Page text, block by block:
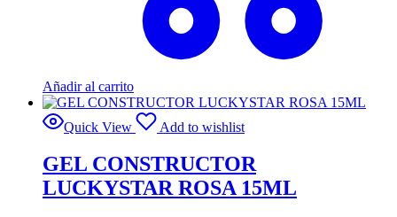
Añadir al carrito
Quick View Add to wishlist
GEL CONSTRUCTOR
LUCKYSTAR ROSA 15ML